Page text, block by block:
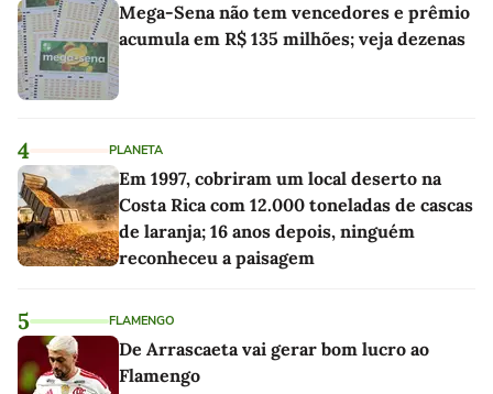
Mega-Sena não tem vencedores e prêmio
acumula em R$ 135 milhões; veja dezenas
4 PLANETA
Em 1997, cobriram um local deserto na
Costa Rica com 12.000 toneladas de cascas
de laranja; 16 anos depois, ninguém
reconheceu a paisagem
5 FLAMENGO
De Arrascaeta vai gerar bom lucro ao
Flamengo